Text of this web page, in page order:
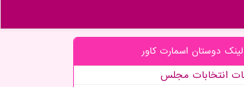
لینک دوستان اسمارت كاور
انتخابات مجلس